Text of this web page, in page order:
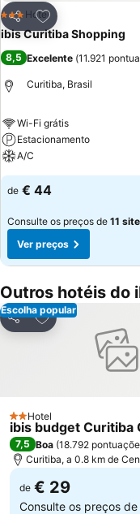
Partilhar
Adicionar aos
3 Estrelas
Hotel
ibis Curitiba Shopping
8,5 Excelente (11.921
Curitiba, Brasil
Wi-Fi grátis
Estacionamento
A/C
de € 44
Consulte os preços de 11
Ver preços
Outros hotéis do
Escolha popular
Partilhar
Adicionar aos
2 Estrelas
Hotel
ibis budget Curitiba
7,5 Boa (18.792
Curitiba, a 0.8 km de
de € 29
Consulte os preços de